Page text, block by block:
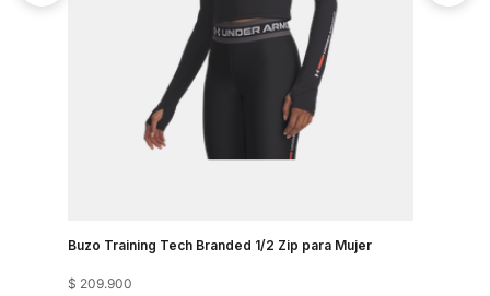
Buzo Training Tech Branded 1/2 Zip para Mujer
$ 209.900